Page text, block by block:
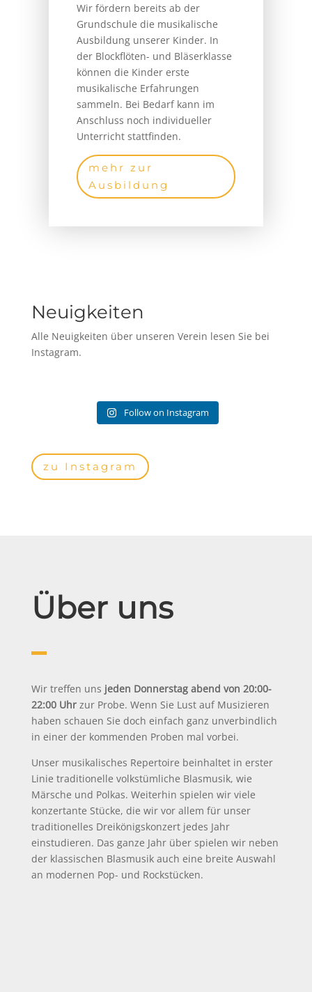
Wir fördern bereits ab der
Grundschule die musikalische
Ausbildung unserer Kinder. In
der Blockflöten- und Bläserklasse
können die Kinder erste
musikalische Erfahrungen
sammeln. Bei Bedarf kann im
Anschluss noch individueller
Unterricht stattfinden.
mehr zur
Ausbildung
Neuigkeiten
Alle Neuigkeiten über unseren Verein lesen Sie bei
Instagram.
Follow on Instagram
zu Instagram
Über uns
Wir treffen uns jeden Donnerstag abend von 20:00-
22:00 Uhrzur Probe. Wenn Sie Lust auf Musizieren
haben schauen Sie doch einfach ganz unverbindlich
in einer der kommenden Proben mal vorbei.
Unser musikalisches Repertoire beinhaltet in erster
Linie traditionelle volkstümliche Blasmusik, wie
Märsche und Polkas. Weiterhin spielen wir viele
konzertante Stücke, die wir vor allem für unser
traditionelles Dreikönigskonzert jedes Jahr
einstudieren. Das ganze Jahr über spielen wir neben
der klassischen Blasmusik auch eine breite Auswahl
an modernen Pop- und Rockstücken.